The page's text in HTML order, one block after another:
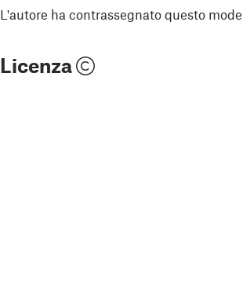
L'autore ha contrassegnato questo
Licenza